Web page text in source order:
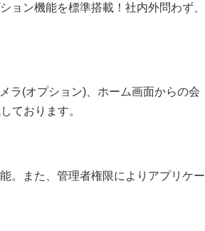
ョン機能を標準搭載！社内外問わず、
ラ(オプション)、ホーム画面からの会
ております。
。また、管理者権限によりアプリケー